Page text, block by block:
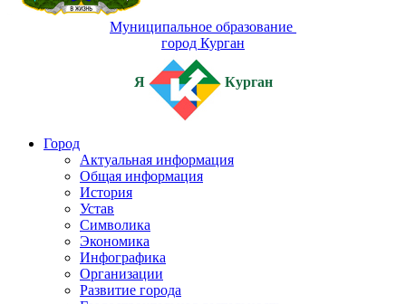
Муниципальное образование
город Курган
Я Курган
Город
Актуальная информация
Общая информация
История
Устав
Символика
Экономика
Инфографика
Организации
Развитие города